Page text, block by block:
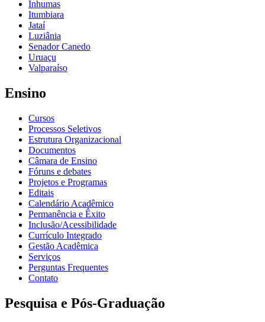
Inhumas
Itumbiara
Jataí
Luziânia
Senador Canedo
Uruaçu
Valparaíso
Ensino
Cursos
Processos Seletivos
Estrutura Organizacional
Documentos
Câmara de Ensino
Fóruns e debates
Projetos e Programas
Editais
Calendário Acadêmico
Permanência e Êxito
Inclusão/Acessibilidade
Currículo Integrado
Gestão Acadêmica
Serviços
Perguntas Frequentes
Contato
Pesquisa e Pós-Graduação